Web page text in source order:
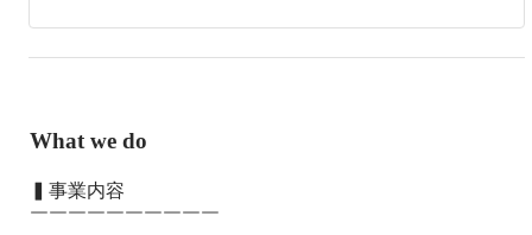
What we do
▍事業内容
￣￣￣￣￣￣￣￣￣￣